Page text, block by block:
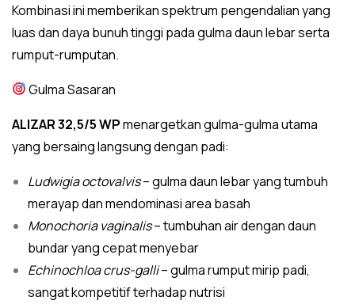
Kombinasi ini memberikan spektrum pengendalian yang
luas dan daya bunuh tinggi pada gulma daun lebar serta
rumput-rumputan.
Gulma Sasaran
ALIZAR 32,5/5 WPmenargetkan gulma-gulma utama
yang bersaing langsung dengan padi:
Ludwigia octovalvis– gulma daun lebar yang tumbuh
merayap dan mendominasi area basah
Monochoria vaginalis– tumbuhan air dengan daun
bundar yang cepat menyebar
Echinochloa crus-galli– gulma rumput mirip padi,
sangat kompetitif terhadap nutrisi